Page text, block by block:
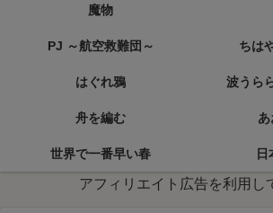
魔物
PJ ～航空救難団～ ちは
はぐれ鴉 波うら
舟を編む
世界で一番早い春
アフィリエイト広告を利用し